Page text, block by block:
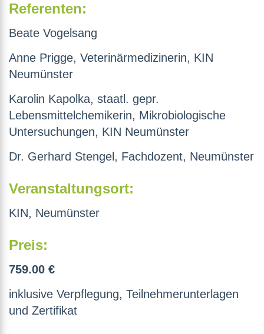
Referenten:
Beate Vogelsang
Anne Prigge, Veterinärmedizinerin, KIN
Neumünster
Karolin Kapolka, staatl. gepr.
Lebensmittelchemikerin, Mikrobiologische
Untersuchungen, KIN Neumünster
Dr. Gerhard Stengel, Fachdozent, Neumünster
Veranstaltungsort:
KIN, Neumünster
Preis:
759.00 €
inklusive Verpflegung, Teilnehmerunterlagen
und Zertifikat